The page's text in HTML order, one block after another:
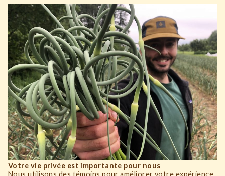
Votre vie privée est importante pour nous
Nous utilisons des témoins pour améliorer votre expérience